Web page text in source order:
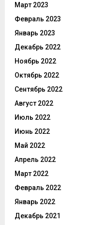
Март 2023
Февраль 2023
Январь 2023
Декабрь 2022
Ноябрь 2022
Октябрь 2022
Сентябрь 2022
Август 2022
Июль 2022
Июнь 2022
Май 2022
Апрель 2022
Март 2022
Февраль 2022
Январь 2022
Декабрь 2021